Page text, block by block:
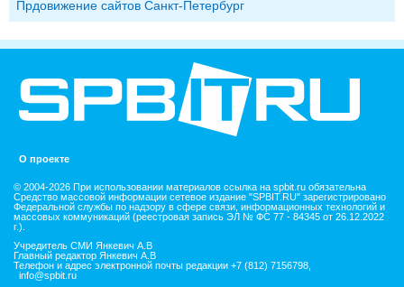
Прдовижение сайтов Санкт-Петербург
О проекте
© 2004-2026 При использовании материалов ссылка на spbit.ru обязательна
Средство массовой информации сетевое издание "SPBIT.RU" зарегистрировано
Федеральной службы по надзору в сфере связи, информационных технологий и
массовых коммуникаций (реестровая запись ЭЛ № ФС 77 - 84345 от 26.12.2022
г.).
Учредитель СМИ Янкевич А.В
Главный редактор Янкевич А.В
Телефон и адрес электронной почты редакции +7 (812) 7156798,
info@spbit.ru